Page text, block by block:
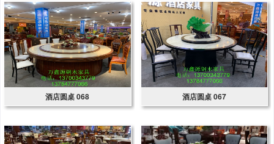
酒店圆桌 068 酒店圆桌 067